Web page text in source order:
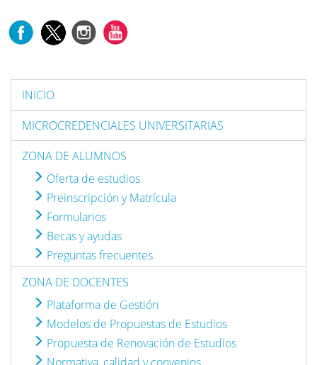
INICIO
MICROCREDENCIALES UNIVERSITARIAS
ZONA DE ALUMNOS
Oferta de estudios
Preinscripción y Matrícula
Formularios
Becas y ayudas
Preguntas frecuentes
ZONA DE DOCENTES
Plataforma de Gestión
Modelos de Propuestas de Estudios
Propuesta de Renovación de Estudios